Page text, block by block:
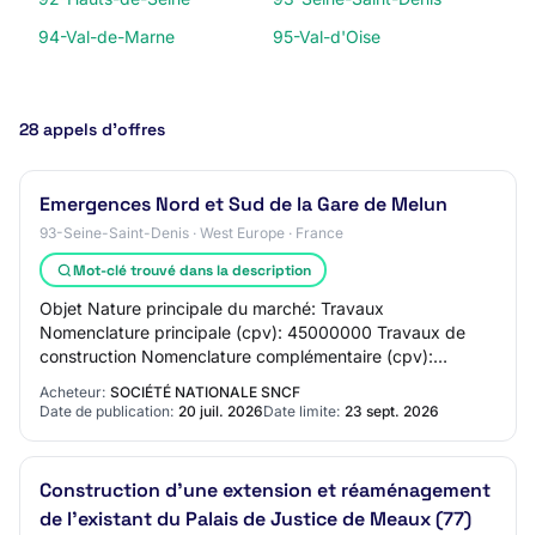
94-Val-de-Marne
95-Val-d'Oise
28 appels d’offres
Emergences Nord et Sud de la Gare de Melun
93-Seine-Saint-Denis · West Europe · France
Mot-clé trouvé dans la description
Objet Nature principale du marché: Travaux
Nomenclature principale (cpv): 45000000 Travaux de
construction Nomenclature complémentaire (cpv):
45223500 Structures en béton armé, 45223210
Ossatures mét…
Acheteur: SOCIÉTÉ NATIONALE SNCF
Date de publication: 20 juil. 2026Date limite: 23 sept. 2026
Construction d’une extension et réaménagement
de l’existant du Palais de Justice de Meaux (77)